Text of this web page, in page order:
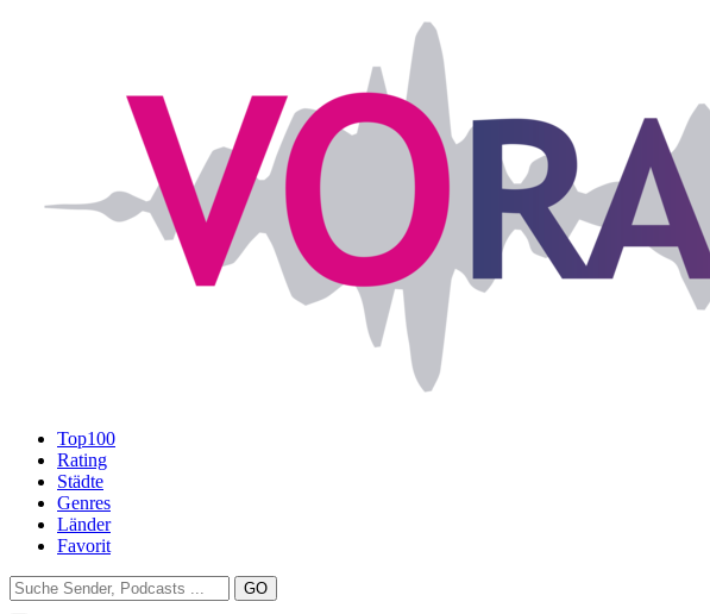
Top100
Rating
Städte
Genres
Länder
Favorit
GO